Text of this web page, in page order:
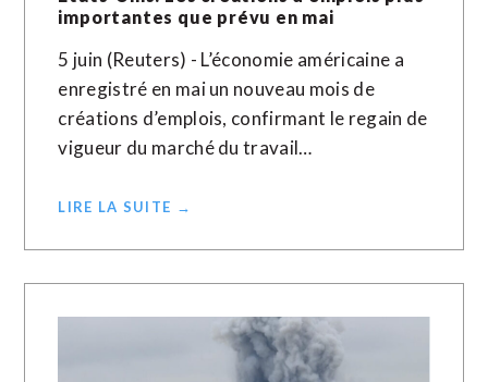
importantes que prévu en mai
5 juin (Reuters) - L’économie américaine a
enregistré en mai un nouveau mois de
créations d’emplois, confirmant le regain de
vigueur du marché du travail…
LIRE LA SUITE →